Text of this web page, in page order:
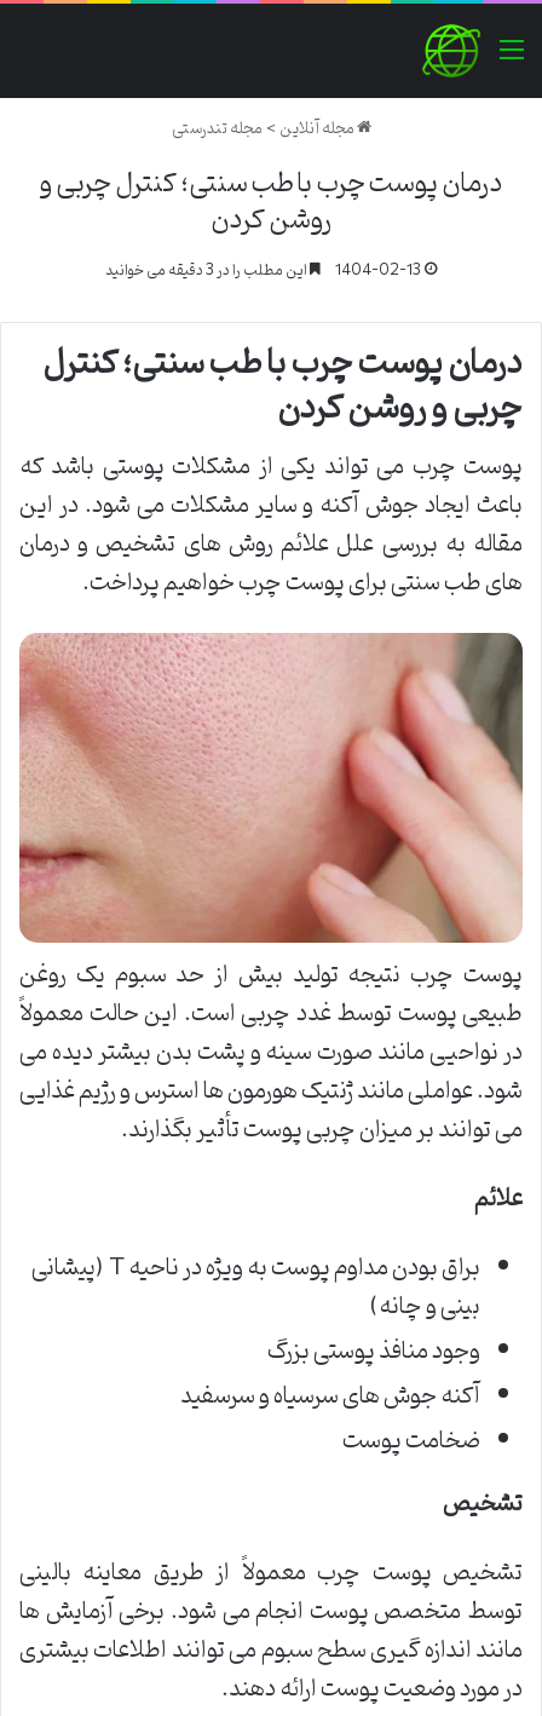
منو
مجله آنلاین>مجله تندرستی
درمان پوست چرب با طب سنتی؛ کنترل چربی و
روشن کردن
1404-02-13 این مطلب را در 3 دقیقه می خوانید
درمان پوست چرب با طب سنتی؛ کنترل
چربی و روشن کردن
پوست چرب می تواند یکی از مشکلات پوستی باشد که
باعث ایجاد جوش آکنه و سایر مشکلات می شود. در این
مقاله به بررسی علل علائم روش های تشخیص و درمان
های طب سنتی برای پوست چرب خواهیم پرداخت.
پوست چرب نتیجه تولید بیش از حد سبوم یک روغن
طبیعی پوست توسط غدد چربی است. این حالت معمولاً
در نواحیی مانند صورت سینه و پشت بدن بیشتر دیده می
شود. عواملی مانند ژنتیک هورمون ها استرس و رژیم غذایی
می توانند بر میزان چربی پوست تأثیر بگذارند.
علائم
براق بودن مداوم پوست به ویژه در ناحیه T (پیشانی
بینی و چانه)
وجود منافذ پوستی بزرگ
آکنه جوش های سرسیاه و سرسفید
ضخامت پوست
تشخیص
تشخیص پوست چرب معمولاً از طریق معاینه بالینی
توسط متخصص پوست انجام می شود. برخی آزمایش ها
مانند اندازه گیری سطح سبوم می توانند اطلاعات بیشتری
در مورد وضعیت پوست ارائه دهند.